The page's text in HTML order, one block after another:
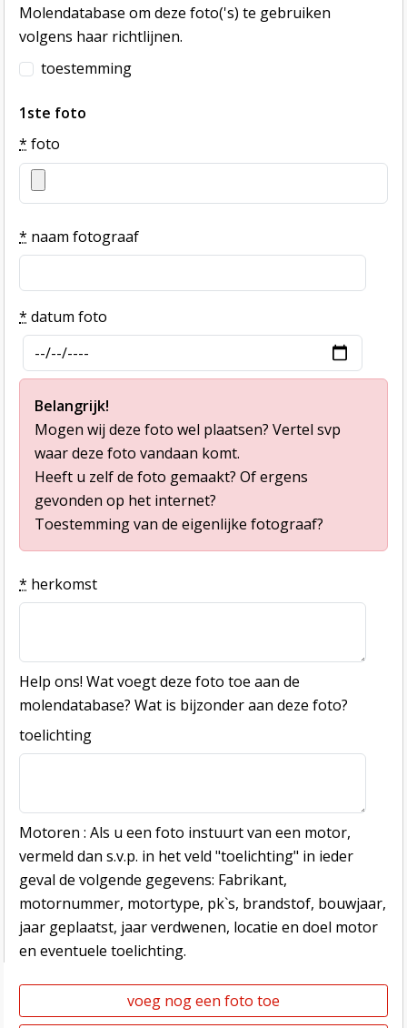
Molendatabase om deze foto('s) te gebruiken
volgens haar richtlijnen.
toestemming
1ste foto
* foto
* naam fotograaf
* datum foto
Belangrijk!
Mogen wij deze foto wel plaatsen? Vertel svp
waar deze foto vandaan komt.
Heeft u zelf de foto gemaakt? Of ergens
gevonden op het internet?
Toestemming van de eigenlijke fotograaf?
* herkomst
Help ons! Wat voegt deze foto toe aan de
molendatabase? Wat is bijzonder aan deze foto?
toelichting
Motoren : Als u een foto instuurt van een motor,
vermeld dan s.v.p. in het veld "toelichting" in ieder
geval de volgende gegevens: Fabrikant,
motornummer, motortype, pk`s, brandstof, bouwjaar,
jaar geplaatst, jaar verdwenen, locatie en doel motor
en eventuele toelichting.